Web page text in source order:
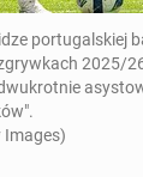
por­tu­gal­skiej
2025/
Images)